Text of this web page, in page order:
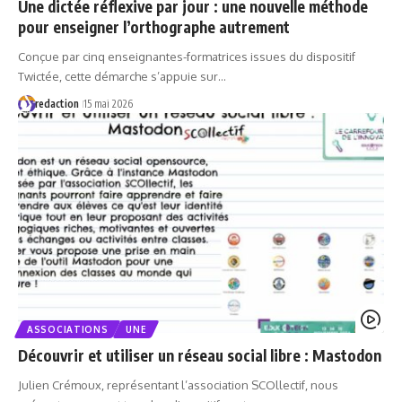
Une dictée réflexive par jour : une nouvelle méthode
pour enseigner l’orthographe autrement
Conçue par cinq enseignantes-formatrices issues du dispositif
Twictée, cette démarche s’appuie sur…
redaction 15 mai 2026
ASSOCIATIONS UNE
Découvrir et utiliser un réseau social libre : Mastodon
Julien Crémoux, représentant l’association SCOllectif, nous